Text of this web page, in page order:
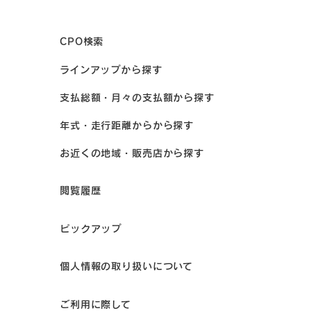
CPO検索
ラインアップから探す
支払総額・月々の支払額から探す
年式・走行距離からから探す
お近くの地域・販売店から探す
閲覧履歴
ピックアップ
個人情報の取り扱いについて
ご利用に際して